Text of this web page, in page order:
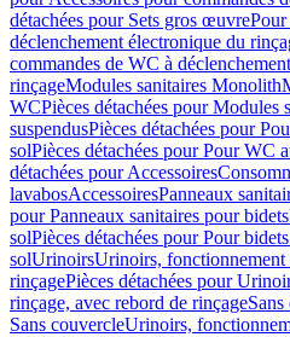
détachées pour Sets gros œuvrePour
déclenchement électronique du
commandes de WC à
rinçageModules sanitaires Monolith
WCPièces détachées pour Modules
suspendusPièces détachées pour
solPièces détachées pour Pour WC
détachées pour Accessoires
lavabosAccessoiresPanneaux
pour Panneaux sanitaires pour bidets
solPièces détachées pour Pour
solUrinoirsUrinoirs, fonctionnement
rinçagePièces détachées pour
rinçage, avec rebord de rinçage
Sans couvercleUrinoirs,